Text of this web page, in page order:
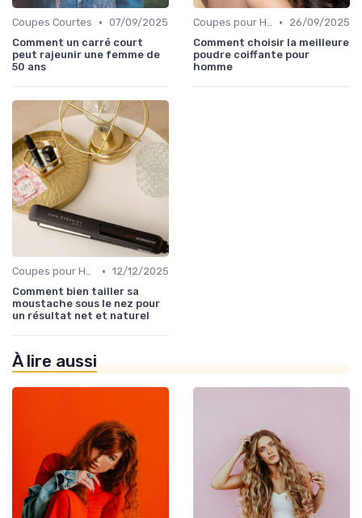
Coupes Courtes • 07/09/2025
Comment un carré court
peut rajeunir une femme de
50 ans
Coupes pour Hommes •
26/09/2025
Comment choisir la meilleure
poudre coiffante pour
homme
Coupes pour Hommes • 12/12/2025
Comment bien tailler sa
moustache sous le nez pour
un résultat net et naturel
À lire aussi